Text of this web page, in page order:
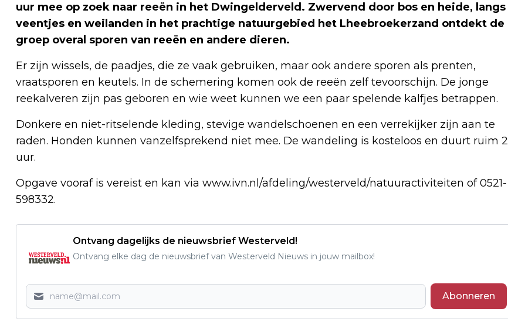
uur mee op zoek naar reeën in het Dwingelderveld. Zwervend door bos en heide, langs
veentjes en weilanden in het prachtige natuurgebied het Lheebroekerzand ontdekt de
groep overal sporen van reeën en andere dieren.
Er zijn wissels, de paadjes, die ze vaak gebruiken, maar ook andere sporen als prenten,
vraatsporen en keutels. In de schemering komen ook de reeën zelf tevoorschijn. De jonge
reekalveren zijn pas geboren en wie weet kunnen we een paar spelende kalfjes betrappen.
Donkere en niet-ritselende kleding, stevige wandelschoenen en een verrekijker zijn aan te
raden. Honden kunnen vanzelfsprekend niet mee. De wandeling is kosteloos en duurt ruim 2
uur.
Opgave vooraf is vereist en kan via www.ivn.nl/afdeling/westerveld/natuuractiviteiten of 0521-
598332.
Ontvang dagelijks de nieuwsbrief Westerveld!
Ontvang elke dag de nieuwsbrief van Westerveld Nieuws in jouw mailbox!
Abonneren